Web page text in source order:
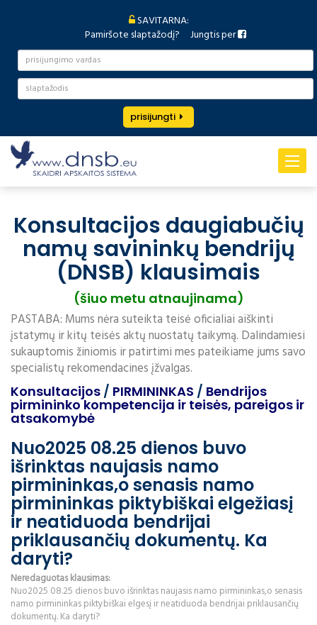
SAVITARNA:
Pamiršote slaptažodį?
Jungtis per
prisijungti
Toggle
Konsultacijos daugiabučių
namų savininkų bendrijų
(DNSB) klausimais
(šiuo metu atnaujinama)
PASTABA: Mums nėra suteikta teisė oficialiai aiškinti
įstatymų ir kitų teisės aktų nuostatų taikymą. Dalindamiesi
sukauptomis žiniomis ir patirtimi mes pateikiame jums savo
specialistų rekomendacines įžvalgas.
Konsultacijos / PIRMININKAS / Bendrijos
pirmininko kompetencija ir teisės, pareigos ir
atsakomybė
Nuo2025 08.25 dienos buvo
išrinktas naujasis namo
pirmininkas,o senasis namo
pirmininkas piktybiškai elgežiasį
ir neatiduoda bendrijai
priklausančių dokumentų. Ka
daryti?
Neredaguotas klausimas:
Nuo2025 08.25 dienos buvo išrinktas naujasis namo pirmininkas,o senasis
namo pirmininkas piktybiškai elgesį ir neatiduoda bendrijai priklausančių
dokumentų. Ka daryti?